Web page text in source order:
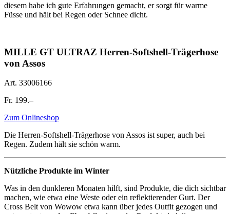
diesem habe ich gute Erfahrungen gemacht, er sorgt für warme
Füsse und hält bei Regen oder Schnee dicht.
MILLE GT ULTRAZ Herren-Softshell-Trägerhose
von Assos
Art. 33006166
Fr. 199.–
Zum Onlineshop
Die Herren-Softshell-Trägerhose von Assos ist ­super, auch bei
Regen. Zudem hält sie schön warm.
Nützliche Produkte im Winter
Was in den dunkleren Monaten hilft, sind Produkte, die dich sichtbar
machen, wie etwa eine Weste oder ein reflektierender Gurt. Der
Cross Belt von Wowow etwa kann über jedes Outfit gezogen und